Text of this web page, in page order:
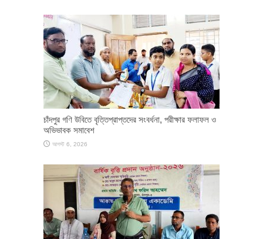
চাঁদপুর গণি উবিতে বৃত্তিপ্রাপ্তদের সংবর্ধনা, পরীক্ষার ফলাফল ও
অভিভাবক সমাবেশ
আগস্ট 6, 2026